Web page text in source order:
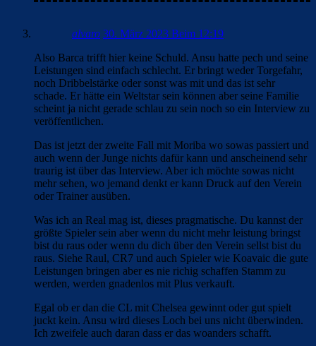
alvaro 30. März 2023 Beim 12:19
Also Barca trifft hier keine Schuld. Ansu hatte pech und seine
Leistungen sind einfach schlecht. Er bringt weder Torgefahr,
noch Dribbelstärke oder sonst was mit und das ist sehr
schade. Er hätte ein Weltstar sein können aber seine Familie
scheint ja nicht gerade schlau zu sein noch so ein Interview zu
veröffentlichen.
Das ist jetzt der zweite Fall mit Moriba wo sowas passiert und
auch wenn der Junge nichts dafür kann und anscheinend sehr
traurig ist über das Interview. Aber ich möchte sowas nicht
mehr sehen, wo jemand denkt er kann Druck auf den Verein
oder Trainer ausüben.
Was ich an Real mag ist, dieses pragmatische. Du kannst der
größte Spieler sein aber wenn du nicht mehr leistung bringst
bist du raus oder wenn du dich über den Verein sellst bist du
raus. Siehe Raul, CR7 und auch Spieler wie Koavaic die gute
Leistungen bringen aber es nie richig schaffen Stamm zu
werden, werden gnadenlos mit Plus verkauft.
Egal ob er dan die CL mit Chelsea gewinnt oder gut spielt
juckt kein. Ansu wird dieses Loch bei uns nicht überwinden.
Ich zweifele auch daran dass er das woanders schafft.